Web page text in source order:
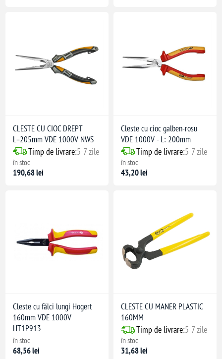
CLESTE CU CIOC DREPT
L=205mm VDE 1000V NWS
Timp de livrare:5-7 zile
în stoc
190,68 lei
Cleste cu cioc galben-rosu
VDE 1000V - L: 200mm
Timp de livrare:5-7 zile
în stoc
43,20 lei
Cleste cu fălci lungi Hogert
160mm VDE 1000V
HT1P913
în stoc
68,56 lei
CLESTE CU MANER PLASTIC
160MM
Timp de livrare:5-7 zile
în stoc
31,68 lei